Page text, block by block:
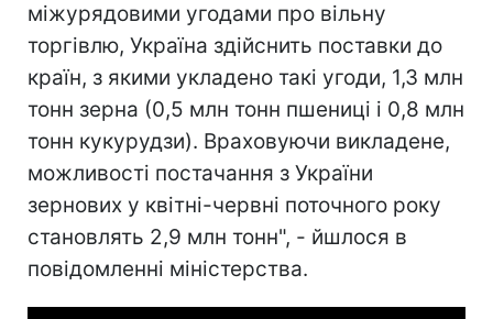
міжурядовими угодами про вільну
торгівлю, Україна здійснить поставки до
країн, з якими укладено такі угоди, 1,3 млн
тонн зерна (0,5 млн тонн пшениці і 0,8 млн
тонн кукурудзи). Враховуючи викладене,
можливості постачання з України
зернових у квітні-червні поточного року
становлять 2,9 млн тонн", - йшлося в
повідомленні міністерства.